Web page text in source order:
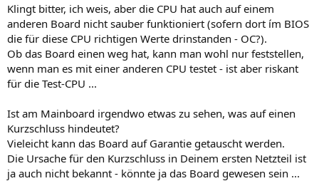
Klingt bitter, ich weis, aber die CPU hat auch auf einem
anderen Board nicht sauber funktioniert (sofern dort ím BIOS
die für diese CPU richtigen Werte drinstanden - OC?).
Ob das Board einen weg hat, kann man wohl nur feststellen,
wenn man es mit einer anderen CPU testet - ist aber riskant
für die Test-CPU ...
Ist am Mainboard irgendwo etwas zu sehen, was auf einen
Kurzschluss hindeutet?
Vieleicht kann das Board auf Garantie getauscht werden.
Die Ursache für den Kurzschluss in Deinem ersten Netzteil ist
ja auch nicht bekannt - könnte ja das Board gewesen sein ...